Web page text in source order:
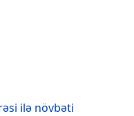
ilə növbəti